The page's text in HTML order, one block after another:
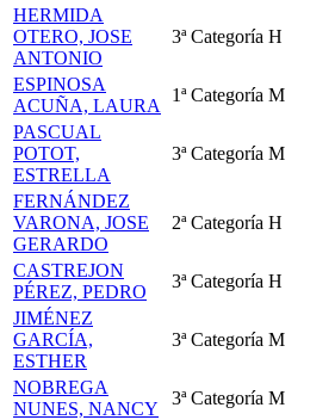
HERMIDA
OTERO, JOSE
ANTONIO
3ª Categoría H
ESPINOSA
ACUÑA, LAURA
1ª Categoría M
PASCUAL
POTOT,
ESTRELLA
3ª Categoría M
FERNÁNDEZ
VARONA, JOSE
GERARDO
2ª Categoría H
CASTREJON
PÉREZ, PEDRO
3ª Categoría H
JIMÉNEZ
GARCÍA,
ESTHER
3ª Categoría M
NOBREGA
NUNES, NANCY
3ª Categoría M